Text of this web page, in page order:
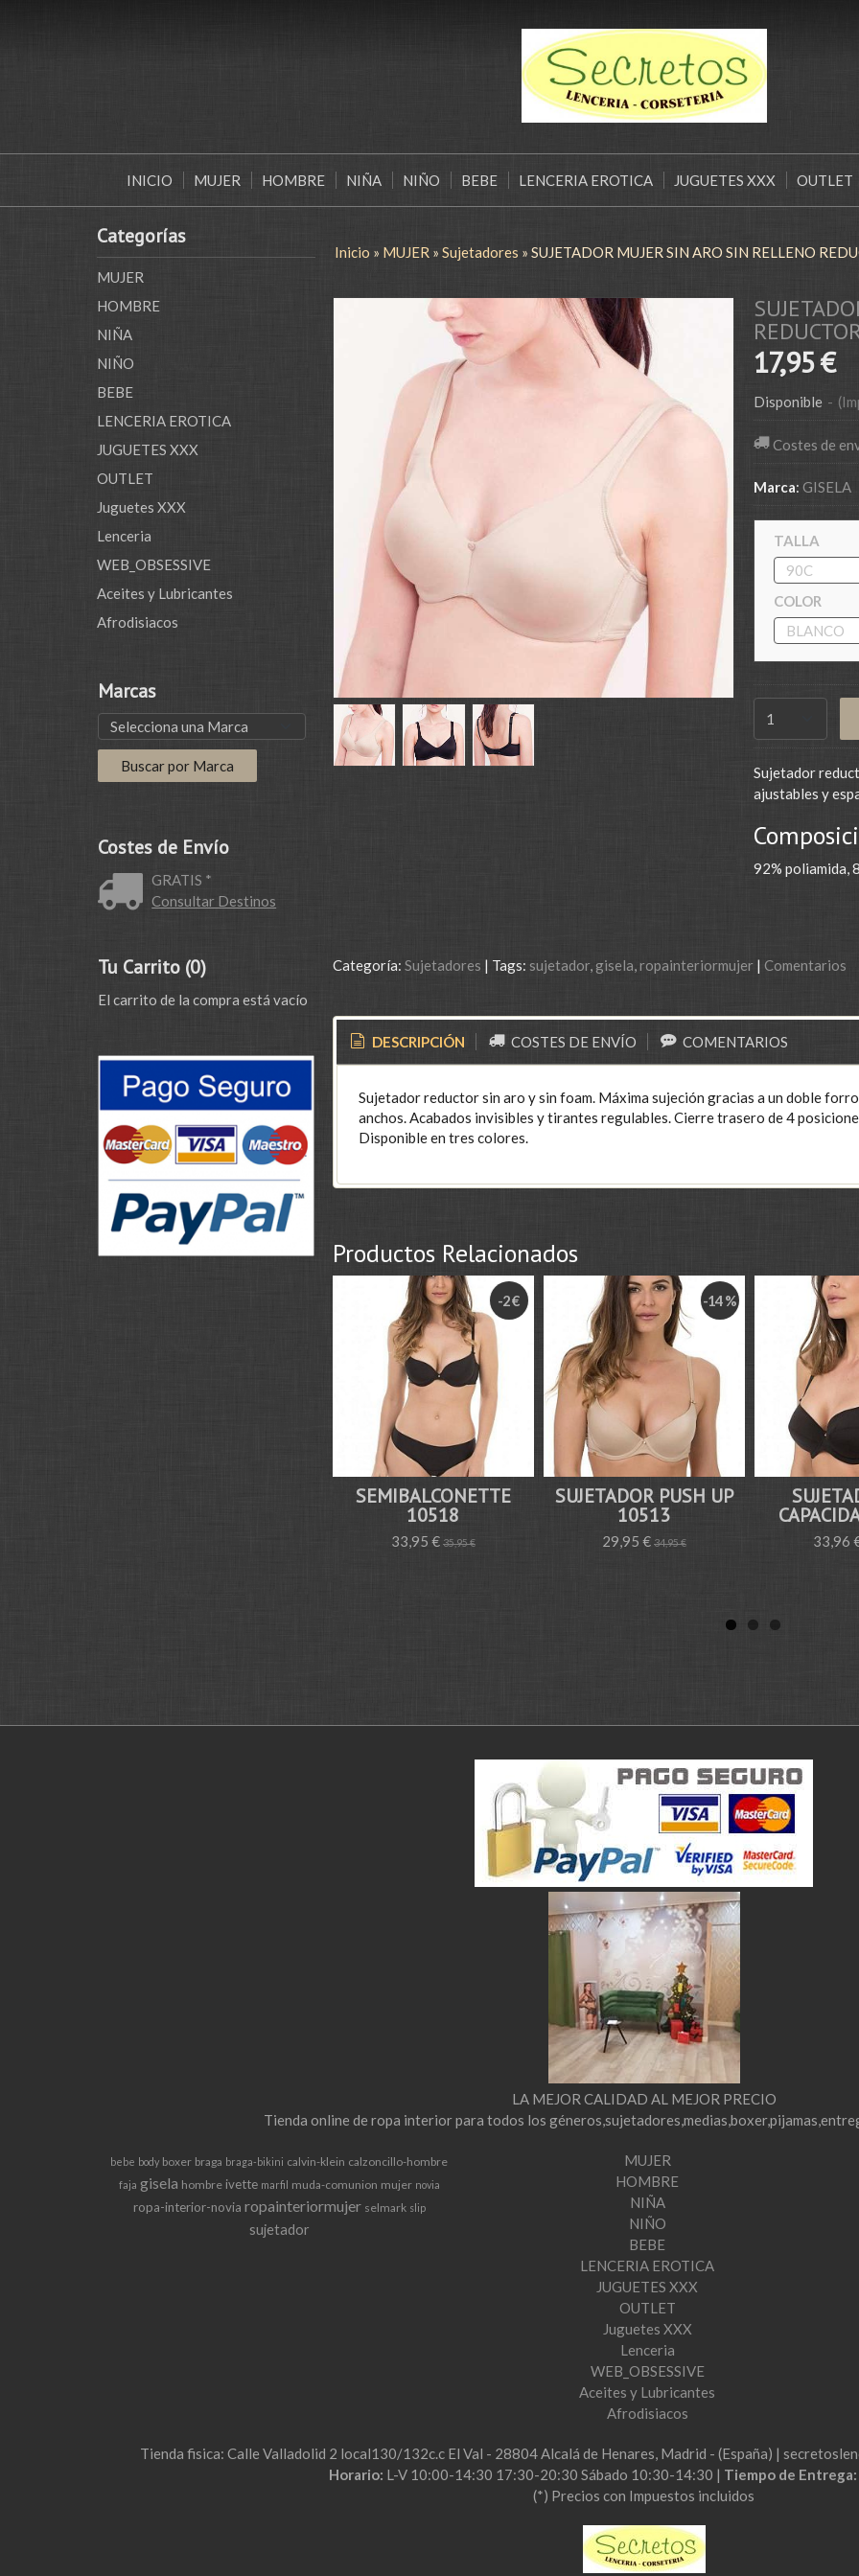
INICIO MUJER HOMBRE NIÑA NIÑO BEBE LENCERIA EROTICA JUGUETES XXX OUTLET
Categorías
MUJER
HOMBRE
NIÑA
NIÑO
BEBE
LENCERIA EROTICA
JUGUETES XXX
OUTLET
Juguetes XXX
Lenceria
WEB_OBSESSIVE
Aceites y Lubricantes
Afrodisiacos
Marcas
Costes de Envío
GRATIS *
Consultar Destinos
Tu Carrito (0)
El carrito de la compra está vacío
Inicio » MUJER » Sujetadores » SUJETADOR MUJER SIN ARO SIN RELLENO
17,95 €
Disponible -
Costes de
Marca: GISELA
TALLA
COLOR
Sujetador
ajustables y
92% poliamida,
Categoría: Sujetadores | Tags: sujetador gisela ropainteriormujer | Comentarios
DESCRIPCIÓN COSTES DE ENVÍO COMENTARIOS
Sujetador reductor sin aro y sin foam. Máxima sujeción gracias a un doble
anchos. Acabados invisibles y tirantes regulables. Cierre trasero de 4
Disponible en tres colores.
Productos Relacionados
-2 €
SEMIBALCONETTE
10518
33,95 € 35,95 €
-14 %
SUJETADOR PUSH UP
10513
29,95 € 34,95 € 33,96
LA MEJOR CALIDAD AL MEJOR PRECIO
Tienda online de ropa interior para todos los
bebe body boxer braga braga-bikini calvin-klein calzoncillo-hombre
faja gisela hombre ivette marfil muda-comunion mujer novia
ropa-interior-novia ropainteriormujer selmark slip
sujetador
MUJER
HOMBRE
NIÑA
NIÑO
BEBE
LENCERIA EROTICA
JUGUETES XXX
OUTLET
Juguetes XXX
Lenceria
WEB_OBSESSIVE
Aceites y Lubricantes
Afrodisiacos
Tienda fisica: Calle Valladolid 2 local130/132c.c El Val - 28804 Alcalá de Henares, Madrid - (España) |
Horario: L-V 10:00-14:30 17:30-20:30 Sábado 10:30-14:30 | Tiempo de Entrega:
(*) Precios con Impuestos incluidos